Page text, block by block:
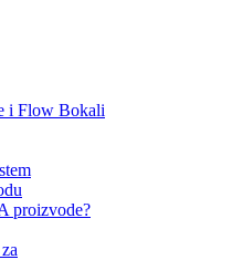
i Flow Bokali
proizvode?